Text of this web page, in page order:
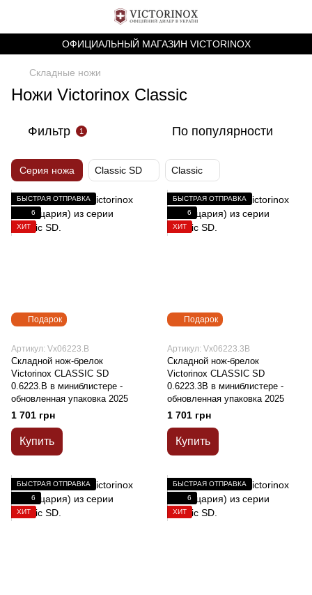
ОФИЦИАЛЬНЫЙ МАГАЗИН VICTORINOX
Складные ножи
Ножи Victorinox Classic
Фильтр 1 По популярности
Серия ножа Classic SD Classic
Подарок
БЫСТРАЯ ОТПРАВКА
6
ХИТ
Артикул: Vx06223.B
Складной нож-брелок
Victorinox CLASSIC SD
0.6223.B в миниблистере -
обновленная упаковка 2025
1 701 грн
Купить
Подарок
БЫСТРАЯ ОТПРАВКА
6
ХИТ
Артикул: Vx06223.3B
Складной нож-брелок
Victorinox CLASSIC SD
0.6223.3B в миниблистере -
обновленная упаковка 2025
1 701 грн
Купить
БЫСТРАЯ ОТПРАВКА
6
ХИТ
БЫСТРАЯ ОТПРАВКА
6
ХИТ